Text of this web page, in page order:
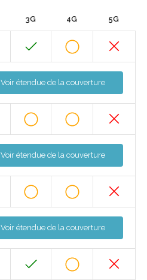
3G 4G 5G
Voir étendue de la couverture
Voir étendue de la couverture
Voir étendue de la couverture